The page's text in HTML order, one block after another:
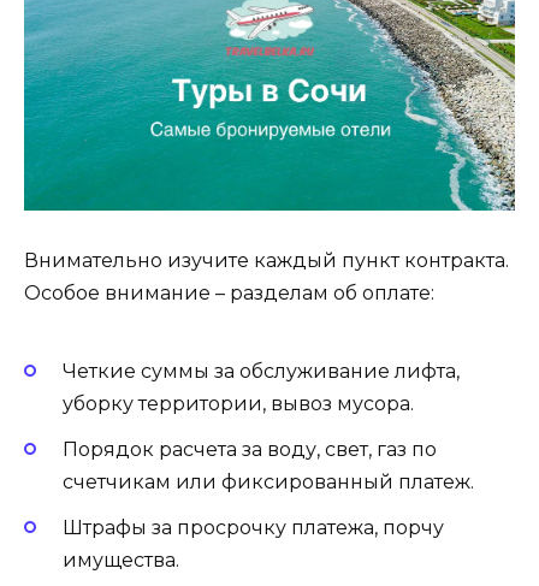
Внимательно изучите каждый пункт контракта.
Особое внимание – разделам об оплате:
Четкие суммы за обслуживание лифта,
уборку территории, вывоз мусора.
Порядок расчета за воду, свет, газ по
счетчикам или фиксированный платеж.
Штрафы за просрочку платежа, порчу
имущества.